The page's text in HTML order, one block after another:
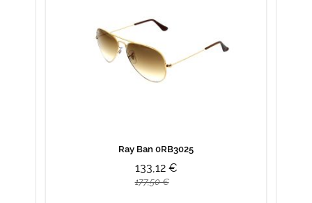
Ray Ban 0RB3025
133,12 €
177,50 €